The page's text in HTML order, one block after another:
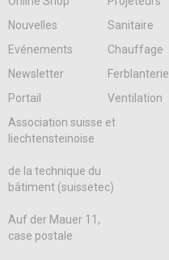
Nouvelles
Sanitaire
Evénements
Chauffage
Newsletter
Ferblanterie
Portail
Ventilation
Association suisse et
liechtensteinoise
de la technique du
bâtiment (suissetec)
Auf der Mauer 11,
case postale